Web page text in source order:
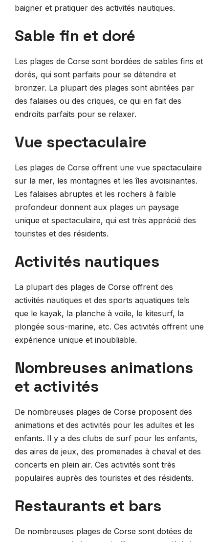
baigner et pratiquer des activités nautiques.
Sable fin et doré
Les plages de Corse sont bordées de sables fins et
dorés, qui sont parfaits pour se détendre et
bronzer. La plupart des plages sont abritées par
des falaises ou des criques, ce qui en fait des
endroits parfaits pour se relaxer.
Vue spectaculaire
Les plages de Corse offrent une vue spectaculaire
sur la mer, les montagnes et les îles avoisinantes.
Les falaises abruptes et les rochers à faible
profondeur donnent aux plages un paysage
unique et spectaculaire, qui est très apprécié des
touristes et des résidents.
Activités nautiques
La plupart des plages de Corse offrent des
activités nautiques et des sports aquatiques tels
que le kayak, la planche à voile, le kitesurf, la
plongée sous-marine, etc. Ces activités offrent une
expérience unique et inoubliable.
Nombreuses animations
et activités
De nombreuses plages de Corse proposent des
animations et des activités pour les adultes et les
enfants. Il y a des clubs de surf pour les enfants,
des aires de jeux, des promenades à cheval et des
concerts en plein air. Ces activités sont très
populaires auprès des touristes et des résidents.
Restaurants et bars
De nombreuses plages de Corse sont dotées de